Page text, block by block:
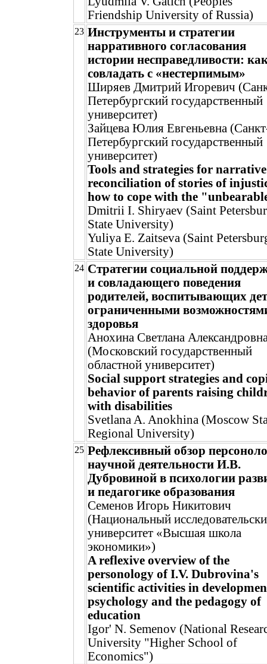
Friendship University of Russia)
23 Инструменты и стратегии
нарративного согласования
истории несправедливости:
совладать с «нестерпимым»
Ширяев Дмитрий Игоревич
Петербургский государственный
университет)
Зайцева Юлия Евгеньевна
Петербургский государственный
университет)
Tools and strategies for narrative
reconciliation of stories of
how to cope with the
Dmitrii I. Shiryaev (Saint
State University)
Yuliya E. Zaitseva (Saint
State University)
24 Стратегии социальной
и совладающего поведения
родителей, воспитывающих
ограниченными
здоровья
Анохина Светлана
(Московский государственный
областной университет)
Social support strategies and
behavior of parents raising
with disabilities
Svetlana A. Anokhina (Moscow
Regional University)
25 Рефлексивный обзор
научной деятельности И.В.
Дубровиной в психологии
и педагогике образования
Семенов Игорь Никитович
(Национальный
университет «Высшая школа
экономики»)
A reflexive overview of the
personology of I.V. Dubrovina's
scientific activities in
psychology and the pedagogy of
education
Igor' N. Semenov (National
University "Higher School of
Economics")